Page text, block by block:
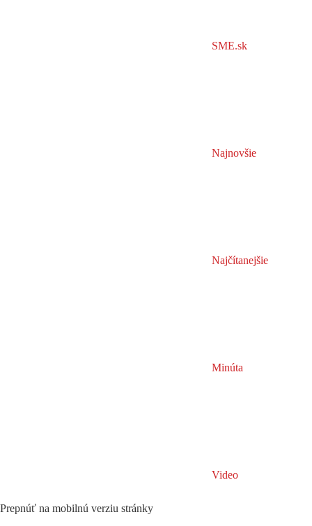
SME.sk
Najnovšie
Najčítanejšie
Minúta
Video
Prepnúť na mobilnú verziu stránky